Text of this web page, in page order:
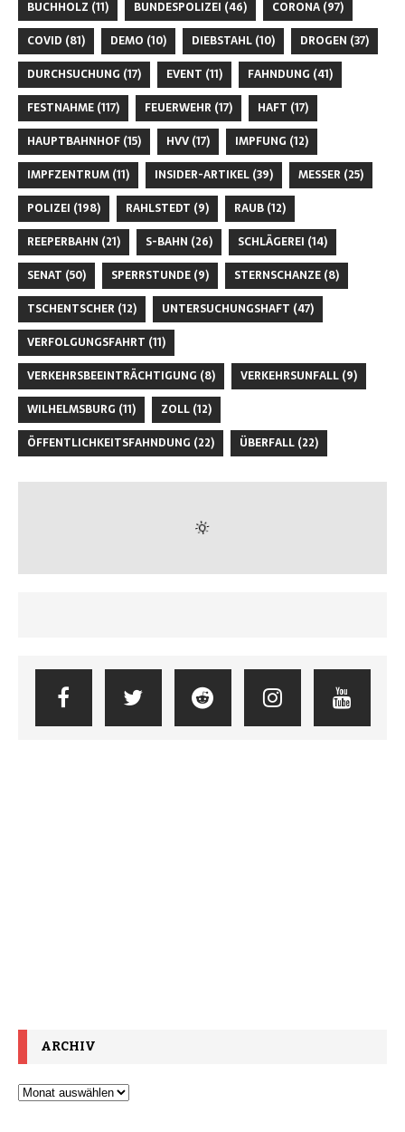
BUCHHOLZ (11) BUNDESPOLIZEI (46) CORONA (97)
COVID (81) DEMO (10) DIEBSTAHL (10) DROGEN (37)
DURCHSUCHUNG (17) EVENT (11) FAHNDUNG (41)
FESTNAHME (117) FEUERWEHR (17) HAFT (17)
HAUPTBAHNHOF (15) HVV (17) IMPFUNG (12)
IMPFZENTRUM (11) INSIDER-ARTIKEL (39) MESSER (25)
POLIZEI (198) RAHLSTEDT (9) RAUB (12)
REEPERBAHN (21) S-BAHN (26) SCHLÄGEREI (14)
SENAT (50) SPERRSTUNDE (9) STERNSCHANZE (8)
TSCHENTSCHER (12) UNTERSUCHUNGSHAFT (47)
VERFOLGUNGSFAHRT (11)
VERKEHRSBEEINTRÄCHTIGUNG (8) VERKEHRSUNFALL (9)
WILHELMSBURG (11) ZOLL (12)
ÖFFENTLICHKEITSFAHNDUNG (22) ÜBERFALL (22)
ARCHIV